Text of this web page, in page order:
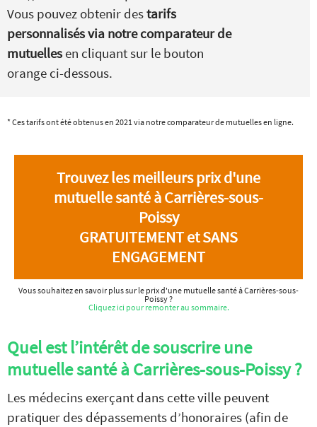
Vous pouvez obtenir destarifs
personnalisés via notre comparateur de
mutuelles en cliquant sur le bouton
orange ci-dessous.
* Ces tarifs ont été obtenus en 2021 via notre comparateur de mutuelles en ligne.
Trouvez les meilleurs prix d'une
mutuelle santé à Carrières-sous-
Poissy
GRATUITEMENT et SANS
ENGAGEMENT
Vous souhaitez en savoir plus sur le prix d'une mutuelle santé à Carrières-sous-
Poissy ?
Cliquez ici pour remonter au sommaire.
Quel est l’intérêt de souscrire une
mutuelle santé à Carrières-sous-Poissy ?
Les médecins exerçant dans cette ville peuvent
pratiquer des dépassements d’honoraires (afin de